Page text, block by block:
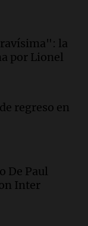
un muerto
autos desde
a
familia
el revés
la
por Lionel
regreso en
De Paul
Inter